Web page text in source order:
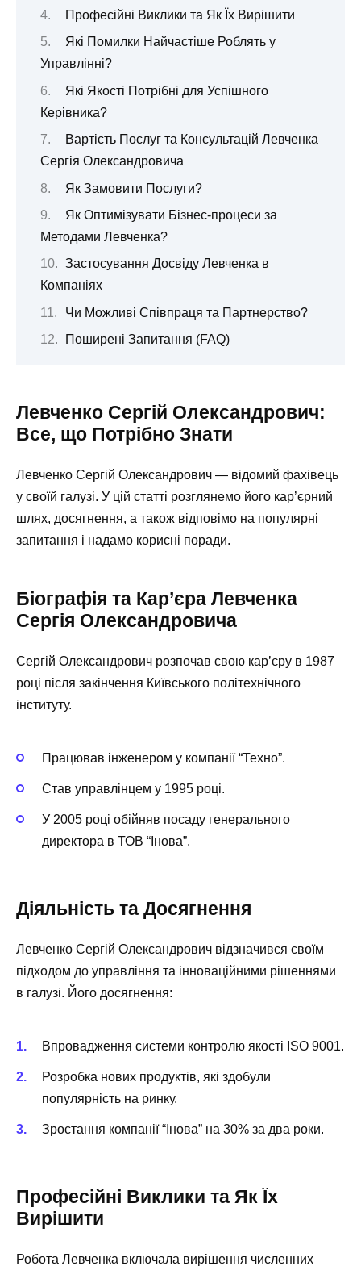
Професійні Виклики та Як Їх Вирішити
Які Помилки Найчастіше Роблять у
Управлінні?
Які Якості Потрібні для Успішного
Керівника?
Вартість Послуг та Консультацій Левченка
Сергія Олександровича
Як Замовити Послуги?
Як Оптимізувати Бізнес-процеси за
Методами Левченка?
Застосування Досвіду Левченка в
Компаніях
Чи Можливі Співпраця та Партнерство?
Поширені Запитання (FAQ)
Левченко Сергій Олександрович:
Все, що Потрібно Знати
Левченко Сергій Олександрович — відомий фахівець
у своїй галузі. У цій статті розглянемо його кар’єрний
шлях, досягнення, а також відповімо на популярні
запитання і надамо корисні поради.
Біографія та Кар’єра Левченка
Сергія Олександровича
Сергій Олександрович розпочав свою кар’єру в 1987
році після закінчення Київського політехнічного
інституту.
Працював інженером у компанії “Техно”.
Став управлінцем у 1995 році.
У 2005 році обійняв посаду генерального
директора в ТОВ “Інова”.
Діяльність та Досягнення
Левченко Сергій Олександрович відзначився своїм
підходом до управління та інноваційними рішеннями
в галузі. Його досягнення:
Впровадження системи контролю якості ISO 9001.
Розробка нових продуктів, які здобули
популярність на ринку.
Зростання компанії “Інова” на 30% за два роки.
Професійні Виклики та Як Їх
Вирішити
Робота Левченка включала вирішення численних